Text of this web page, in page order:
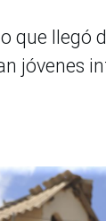
que llegó
jóvenes